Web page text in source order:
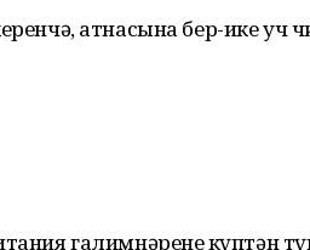
атнасына бер-ике уч
галимнәренең күптән